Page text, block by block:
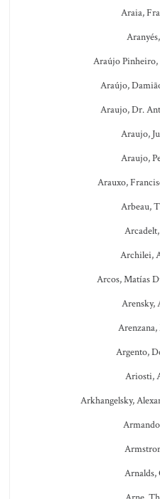
Araia,
Araújo Pinheiro,
Araújo,
Araujo, Dr.
Araujo,
Araujo,
Arauxo,
Arbeau,
Archilei,
Arcos, Matías
Arensky,
Argento,
Ariosti,
Arkhangelsky,
Arnalds,